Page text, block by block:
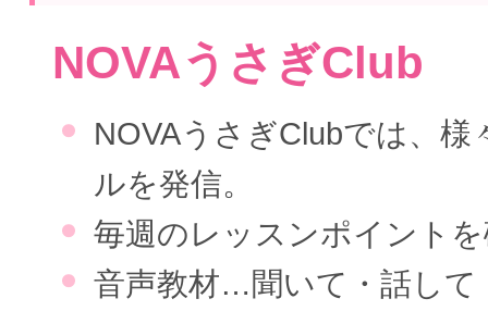
NOVAうさぎClub
NOVAうさぎClubでは、様
ルを発信。
毎週のレッスンポイント
音声教材…聞いて・話して